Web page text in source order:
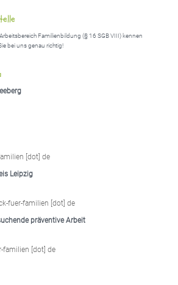
Familienbildung (§ 16 SGB VIII) kennen
bei uns genau richtig!
[dot] de
Leipzig
fuer-familien [dot] de
präventive Arbeit
familien [dot] de